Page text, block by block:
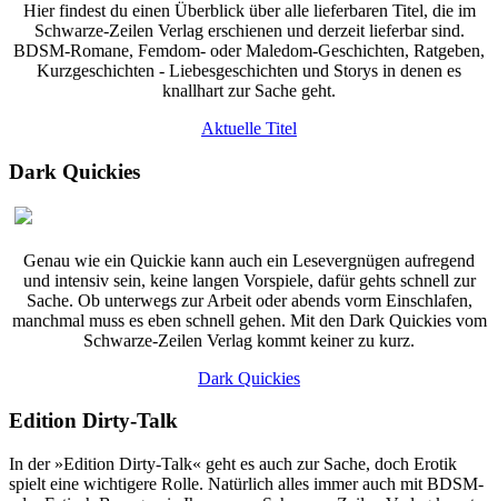
Hier findest du einen Überblick über alle lieferbaren Titel, die im
Schwarze-Zeilen Verlag erschienen und derzeit lieferbar sind.
BDSM-Romane, Femdom- oder Maledom-Geschichten, Ratgeben,
Kurzgeschichten - Liebesgeschichten und Storys in denen es
knallhart zur Sache geht.
Aktuelle Titel
Dark Quickies
Genau wie ein Quickie kann auch ein Lesevergnügen aufregend
und intensiv sein, keine langen Vorspiele, dafür gehts schnell zur
Sache. Ob unterwegs zur Arbeit oder abends vorm Einschlafen,
manchmal muss es eben schnell gehen. Mit den Dark Quickies vom
Schwarze-Zeilen Verlag kommt keiner zu kurz.
Dark Quickies
Edition Dirty-Talk
In der »Edition Dirty-Talk« geht es auch zur Sache, doch Erotik
spielt eine wichtigere Rolle. Natürlich alles immer auch mit BDSM-